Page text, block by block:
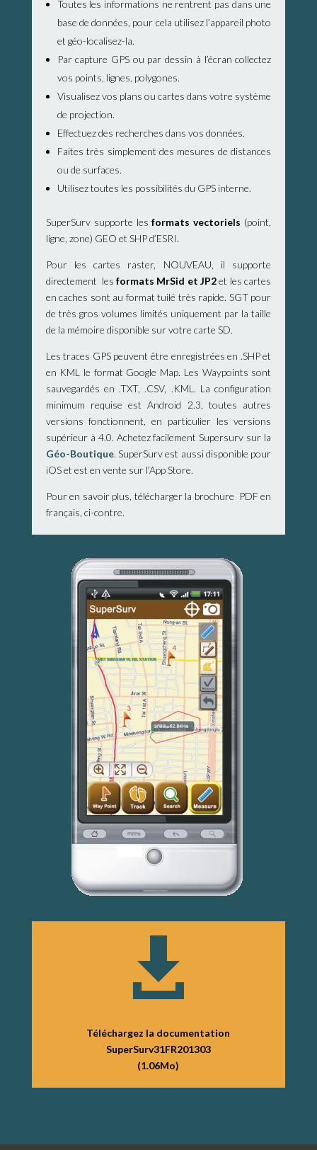
Toutes les informations ne rentrent pas dans une
base de données, pour cela utilisez l’appareil photo
et géo-localisez-la.
Par capture GPS ou par dessin à l’écran collectez
vos points, lignes, polygones.
Visualisez vos plans ou cartes dans votre système
de projection.
Effectuez des recherches dans vos données.
Faites très simplement des mesures de distances
ou de surfaces.
Utilisez toutes les possibilités du GPS interne.
SuperSurv supporte les formats vectoriels (point,
ligne, zone) GEO et SHP d’ESRI.
Pour les cartes raster, NOUVEAU, il supporte
directement les formats MrSid et JP2et les cartes
en caches sont au format tuilé très rapide. SGT pour
de très gros volumes limités uniquement par la taille
de la mémoire disponible sur votre carte SD.
Les traces GPS peuvent être enregistrées en .SHP et
en KML le format Google Map. Les Waypoints sont
sauvegardés en .TXT, .CSV, .KML. La configuration
minimum requise est Android 2.3, toutes autres
versions fonctionnent, en particulier les versions
supérieur à 4.0. Achetez facilement Supersurv sur la
Géo-Boutique. SuperSurv est aussi disponible pour
iOS et est en vente sur l’App Store.
Pour en savoir plus, télécharger la brochure PDF en
français, ci-contre.

Téléchargez la documentation
SuperSurv31FR201303
(1.06Mo)